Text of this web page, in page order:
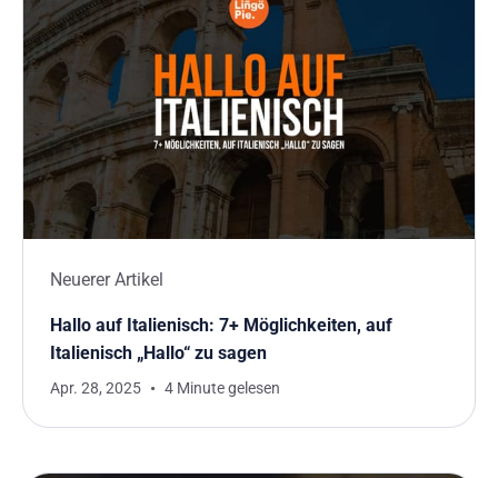
Neuerer Artikel
Hallo auf Italienisch: 7+ Möglichkeiten, auf
Italienisch „Hallo“ zu sagen
Apr. 28, 2025 4 Minute gelesen